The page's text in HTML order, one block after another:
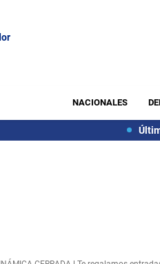
NACIONALES